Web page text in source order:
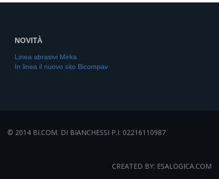
NOVITÀ
Linea abrasivi Mirka
In linea il nuovo sito Bicompav
© 2014 BI.COM. DI BIANCHESSI P.I. 02216110987
CREATED BY: ESALOGICA.COM